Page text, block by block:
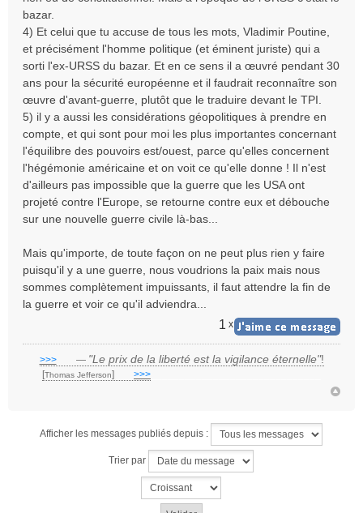
bazar.
4) Et celui que tu accuse de tous les mots, Vladimir Poutine,
et précisément l'homme politique (et éminent juriste) qui a
sorti l'ex-URSS du bazar. Et en ce sens il a œuvré pendant 30
ans pour la sécurité européenne et il faudrait reconnaître son
œuvre d'avant-guerre, plutôt que le traduire devant le TPI.
5) il y a aussi les considérations géopolitiques à prendre en
compte, et qui sont pour moi les plus importantes concernant
l'équilibre des pouvoirs est/ouest, parce qu'elles concernent
l'hégémonie américaine et on voit ce qu'elle donne ! Il n'est
d'ailleurs pas impossible que la guerre que les USA ont
projeté contre l'Europe, se retourne contre eux et débouche
sur une nouvelle guerre civile là-bas...
Mais qu'importe, de toute façon on ne peut plus rien y faire
puisqu'il y a une guerre, nous voudrions la paix mais nous
sommes complètement impuissants, il faut attendre la fin de
la guerre et voir ce qu'il adviendra...
1 x
>>>___ — "Le prix de la liberté est la vigilance éternelle"!
[Thomas Jefferson] >>>
Afficher les messages publiés depuis :
Trier par